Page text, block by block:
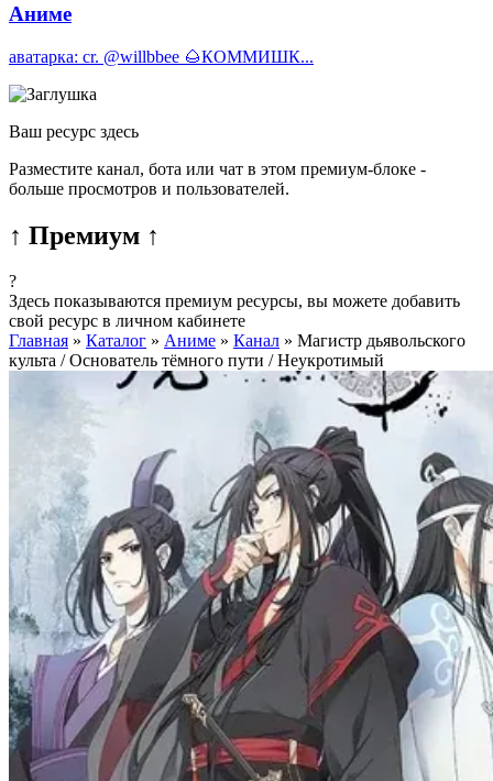
Аниме
аватарка: cr. @willbbee 🌰КОММИШК...
Ваш ресурс здесь
Разместите канал, бота или чат в этом премиум-блоке -
больше просмотров и пользователей.
↑ Премиум ↑
?
Здесь показываются премиум ресурсы, вы можете добавить
свой ресурс в личном кабинете
Главная » Каталог » Аниме » Канал » Магистр дьявольского
культа / Основатель тёмного пути / Неукротимый